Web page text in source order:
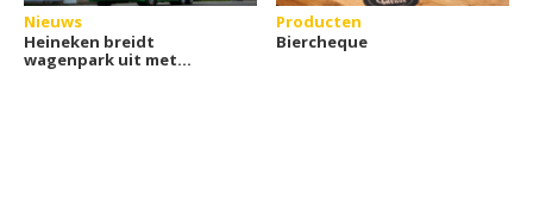
Nieuws
Heineken breidt
wagenpark uit met
Producten
Biercheque